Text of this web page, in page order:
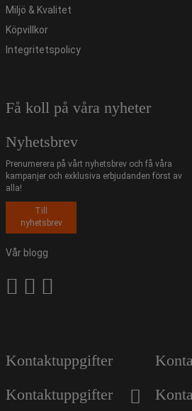
Miljö & Kvalitet
Köpvillkor
Integritetspolicy
Få koll på våra nyheter
Nyhetsbrev
Prenumerera på vårt nyhetsbrev och få våra
kampanjer och exklusiva erbjudanden först av
alla!
Till
nyhetsbrev
Vår blogg
Kontaktuppgifter
Kontaktuppgifter